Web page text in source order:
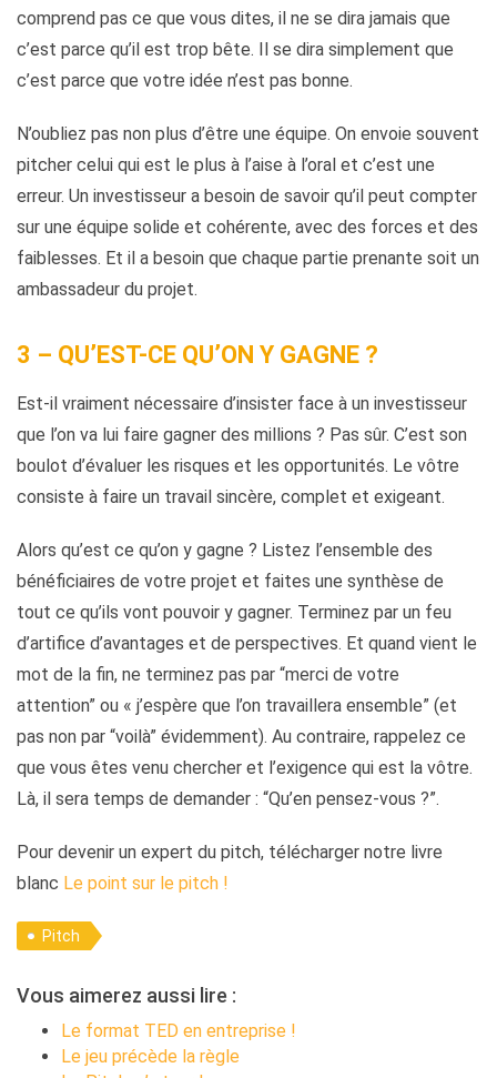
comprend pas ce que vous dites, il ne se dira jamais que
c’est parce qu’il est trop bête. Il se dira simplement que
c’est parce que votre idée n’est pas bonne.
N’oubliez pas non plus d’être une équipe. On envoie souvent
pitcher celui qui est le plus à l’aise à l’oral et c’est une
erreur. Un investisseur a besoin de savoir qu’il peut compter
sur une équipe solide et cohérente, avec des forces et des
faiblesses. Et il a besoin que chaque partie prenante soit un
ambassadeur du projet.
3 – QU’EST-CE QU’ON Y GAGNE ?
Est-il vraiment nécessaire d’insister face à un investisseur
que l’on va lui faire gagner des millions ? Pas sûr. C’est son
boulot d’évaluer les risques et les opportunités. Le vôtre
consiste à faire un travail sincère, complet et exigeant.
Alors qu’est ce qu’on y gagne ? Listez l’ensemble des
bénéficiaires de votre projet et faites une synthèse de
tout ce qu’ils vont pouvoir y gagner. Terminez par un feu
d’artifice d’avantages et de perspectives. Et quand vient le
mot de la fin, ne terminez pas par “merci de votre
attention” ou « j’espère que l’on travaillera ensemble” (et
pas non par “voilà” évidemment). Au contraire, rappelez ce
que vous êtes venu chercher et l’exigence qui est la vôtre.
Là, il sera temps de demander : “Qu’en pensez-vous ?”.
Pour devenir un expert du pitch, télécharger notre livre
blanc Le point sur le pitch !
Pitch
Vous aimerez aussi lire :
Le format TED en entreprise !
Le jeu précède la règle